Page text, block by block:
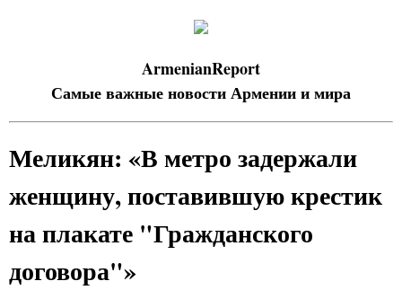
ArmenianReport
Самые важные новости Армении и мира
Меликян: «В метро задержали
женщину, поставившую крестик
на плакате "Гражданского
договора"»